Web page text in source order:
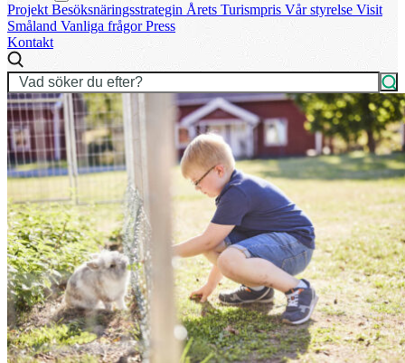
Projekt Besöksnäringsstrategin Årets Turismpris Vår styrelse Visit
Småland Vanliga frågorPress
Kontakt